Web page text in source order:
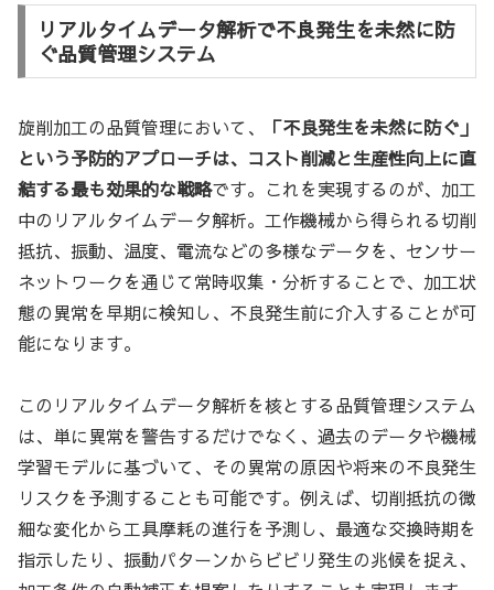
リアルタイムデータ解析で不良発生を未然に防
ぐ品質管理システム
旋削加工の品質管理において、
「不良発生を未然に防ぐ」
という予防的アプローチは、コスト削減と生産性向上に直
結する最も効果的な戦略です。これを実現するのが、加工
中のリアルタイムデータ解析。工作機械から得られる切削
抵抗、振動、温度、電流などの多様なデータを、センサー
ネットワークを通じて常時収集・分析することで、加工状
態の異常を早期に検知し、不良発生前に介入することが可
能になります。
このリアルタイムデータ解析を核とする品質管理システム
は、単に異常を警告するだけでなく、過去のデータや機械
学習モデルに基づいて、その異常の原因や将来の不良発生
リスクを予測することも可能です。例えば、切削抵抗の微
細な変化から工具摩耗の進行を予測し、最適な交換時期を
指示したり、振動パターンからビビリ発生の兆候を捉え、